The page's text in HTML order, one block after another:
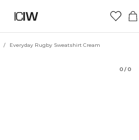
/ Everyday Rugby Sweatshirt Cream
0 / 0